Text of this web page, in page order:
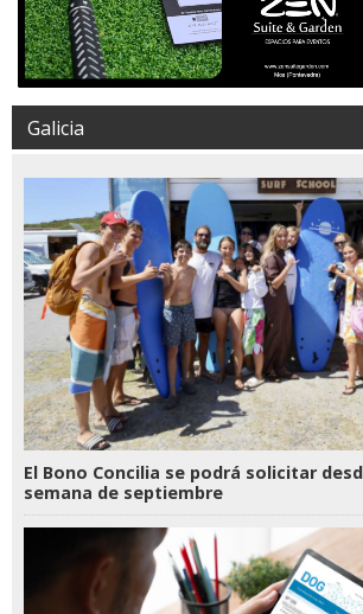
Galicia
El Bono Concilia se podrá solicitar
semana de septiembre